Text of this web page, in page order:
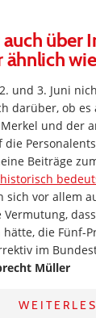
über
ähnlich
und 3. Juni
darüber, ob
und der
Beiträge
vor allem
die
im
Müller